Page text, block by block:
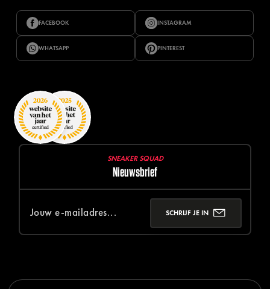
FACEBOOK INSTAGRAM
WHATSAPP PINTEREST
SNEAKER SQUAD
Nieuwsbrief
SCHRIJF JE IN